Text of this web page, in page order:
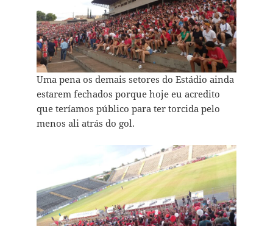
Uma pena os demais setores do Estádio ainda
estarem fechados porque hoje eu acredito
que teríamos público para ter torcida pelo
menos ali atrás do gol.